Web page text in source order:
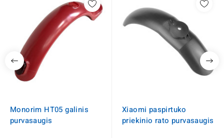
Monorim HT05 galinis
purvasaugis
Xiaomi paspirtuko
priekinio rato purvasaugis